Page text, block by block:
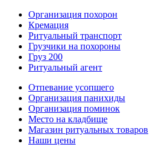
Организация похорон
Кремация
Ритуальный транспорт
Грузчики на похороны
Груз 200
Ритуальный агент
Отпевание усопшего
Организация панихиды
Организация поминок
Место на кладбище
Магазин ритуальных товаров
Наши цены